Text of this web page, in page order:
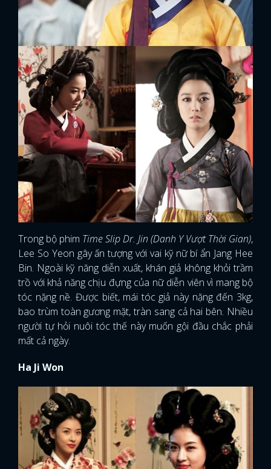
Trong bộ phim Time Slip Dr. Jin (Danh Y Vượt Thời Gian),
Lee So Yeon gây ấn tượng với vai kỹ nữ bí ẩn Jang Hee
Bin. Ngoài kỹ năng diễn xuất, khán giả không khỏi trầm
trồ với khả năng chịu đựng của nữ diễn viên vì mang bộ
tóc nặng nề. Được biết, mái tóc giả này nặng đến 3kg,
bao trùm toàn gương mặt, tràn sang cả hai bên. Nhiều
người tự hỏi nuôi tóc thế này muốn gội đầu chắc phải
mất cả ngày.
Ha Ji Won